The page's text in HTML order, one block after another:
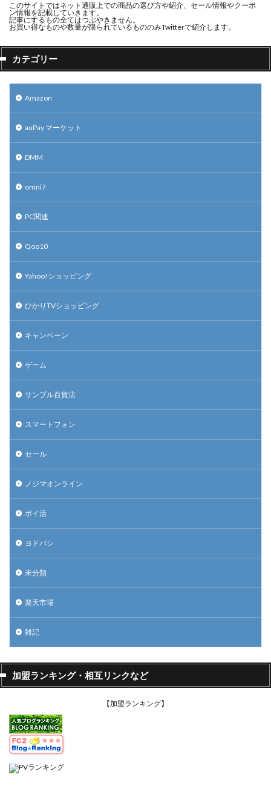
このサイトではネット通販上での商品の選び方や紹介、セール情報やクーポ
ン情報を記載していきます。
記事にするもの全てはつぶやきません。
お買い得なものや数量が限られているもののみTwitterで紹介します。
カテゴリー
Amazon
auPay マーケット
DMM
omni7
PC関連
Qoo10
Yahoo!ショッピング
ひかりTVショッピング
キャンペーン
ゲーム
サンプル百貨店
スマートフォン
セール
ノジマオンライン
ポイ活
ヨドバシ
未分類
楽天市場
雑記
加盟ランキング・相互リンクなど
【加盟ランキング】